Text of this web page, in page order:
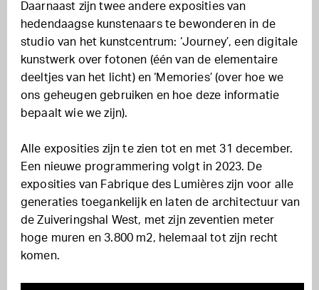
Daarnaast zijn twee andere exposities van
hedendaagse kunstenaars te bewonderen in de
studio van het kunstcentrum: ‘Journey’, een digitale
kunstwerk over fotonen (één van de elementaire
deeltjes van het licht) en ‘Memories’ (over hoe we
ons geheugen gebruiken en hoe deze informatie
bepaalt wie we zijn).
Alle exposities zijn te zien tot en met 31 december.
Een nieuwe programmering volgt in 2023. De
exposities van Fabrique des Lumières zijn voor alle
generaties toegankelijk en laten de architectuur van
de Zuiveringshal West, met zijn zeventien meter
hoge muren en 3.800 m2, helemaal tot zijn recht
komen.